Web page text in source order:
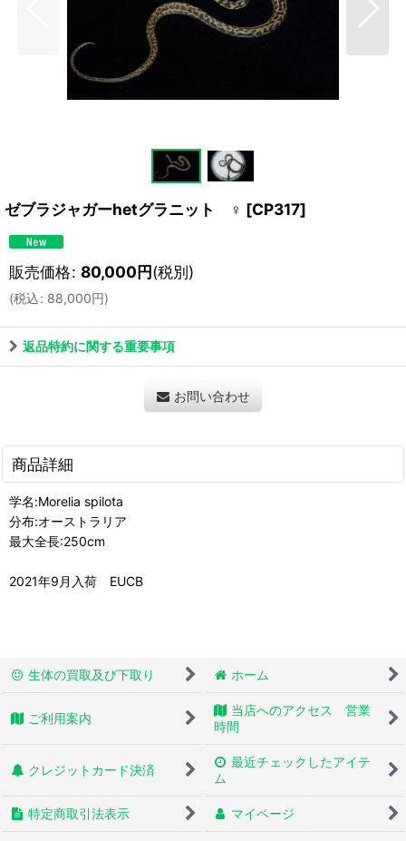
ゼブラジャガーhetグラニット ♀ [CP317]
販売価格: 80,000円(税別)
(税込: 88,000円)
返品特約に関する重要事項
お問い合わせ
商品詳細
学名:Morelia spilota
分布:オーストラリア
最大全長:250cm
2021年9月入荷 EUCB
生体の買取及び下取り ホーム
ご利用案内
当店へのアクセス 営業
時間
クレジットカード決済
最近チェックしたアイテ
ム
特定商取引法表示 マイページ